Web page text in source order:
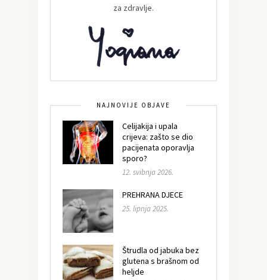
za zdravlje.
NAJNOVIJE OBJAVE
Celijakija i upala
crijeva: zašto se dio
pacijenata oporavlja
sporo?
12. svibnja 2026.
PREHRANA DJECE
25. lipnja 2025.
Štrudla od jabuka bez
glutena s brašnom od
heljde